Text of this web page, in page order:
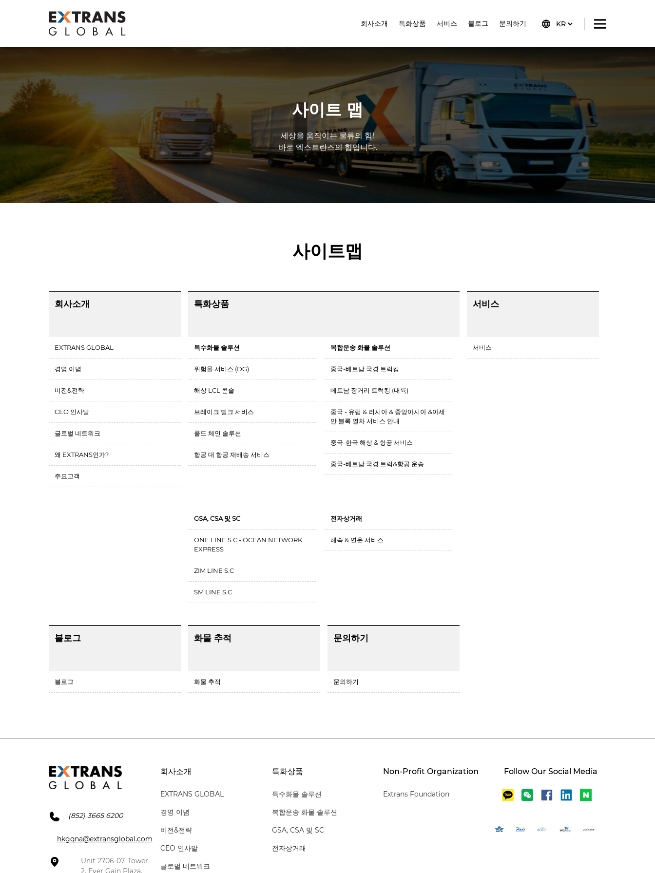
회사소개 특화상품 서비스 블로그 문의하기
사이트 맵
세상을 움직이는 물류의 힘!
바로 엑스트란스의 힘입니다.
사이트맵
회사소개
EXTRANS GLOBAL
경영 이념
비전&전략
CEO 인사말
글로벌 네트워크
왜 EXTRANS인가?
주요고객
특화상품
특수화물 솔루션
위험물 서비스 (DG)
해상 LCL 콘솔
브레이크 벌크 서비스
콜드 체인 솔루션
항공 대 항공 재배송 서비스
복합운송 화물 솔루션
중국-베트남 국경 트럭킹
베트남 장거리 트럭킹 (내륙)
중국 - 유럽 & 러시아 & 중앙아시아 &아세
안 블록 열차 서비스 안내
중국-한국 해상 & 항공 서비스
중국-베트남 국경 트럭&항공 운송
GSA, CSA 및 SC
ONE LINE S.C - OCEAN NETWORK
EXPRESS
ZIM LINE S.C
SM LINE S.C
전자상거래
해속 & 연운 서비스
서비스
서비스
블로그
블로그
화물 추적
화물 추적
문의하기
문의하기
(852) 3665 6200
hkgqna@extransglobal.com
Unit 2706-07, Tower
2, Ever Gain Plaza,
회사소개
EXTRANS GLOBAL
경영 이념
비전&전략
CEO 인사말
글로벌 네트워크
특화상품
특수화물 솔루션
복합운송 화물 솔루션
GSA, CSA 및 SC
전자상거래
Non-Profit Organization
Extrans Foundation
Follow Our Social Media